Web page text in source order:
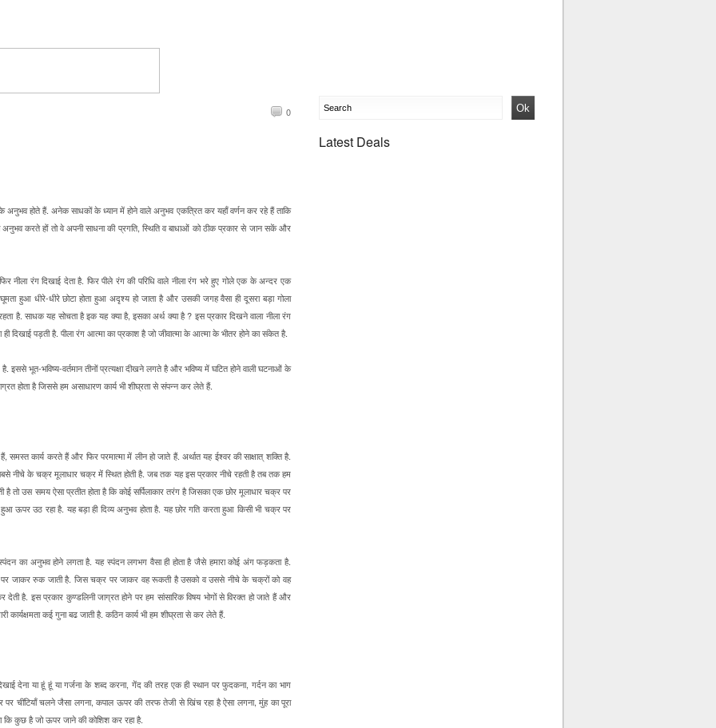
0
होते हैं. अनेक साधकों के ध्यान में होने वाले अनुभव एकत्रित कर यहाँ वर्णन कर रहे हैं ताकि
करते हों तो वे अपनी साधना की प्रगति, स्थिति व बाधाओं को ठीक प्रकार से जान सकें और
नीला रंग दिखाई देता है. फिर पीले रंग की परिधि वाले नीला रंग भरे हुए गोले एक के अन्दर एक
घूमता हुआ धीरे-धीरे छोटा होता हुआ अदृश्य हो जाता है और उसकी जगह वैसा ही दूसरा बड़ा गोला
है. साधक यह सोचता है इक यह क्या है, इसका अर्थ क्या है ? इस प्रकार दिखने वाला नीला रंग
दिखाई पड़ती है. पीला रंग आत्मा का प्रकाश है जो जीवात्मा के आत्मा के भीतर होने का संकेत है.
भूत-भविष्य-वर्तमान तीनों प्रत्यक्षा दीखने लगते है और भविष्य में घटित होने वाली घटनाओं के
होता है जिससे हम असाधारण कार्य भी शीघ्रता से संपन्न कर लेते हैं.
कार्य करते हैं और फिर परमात्मा में लीन हो जाते हैं. अर्थात यह ईश्वर की साक्षात् शक्ति है.
नीचे के चक्र मूलाधार चक्र में स्थित होती है. जब तक यह इस प्रकार नीचे रहती है तब तक हम
है तो उस समय ऐसा प्रतीत होता है कि कोई सर्पिलाकार तरंग है जिसका एक छोर मूलाधार चक्र पर
ऊपर उठ रहा है. यह बड़ा ही दिव्य अनुभव होता है. यह छोर गति करता हुआ किसी भी चक्र पर
का अनुभव होने लगता है. यह स्पंदन लगभग वैसा ही होता है जैसे हमारा कोई अंग फड़कता है.
जाकर रुक जाती है. जिस चक्र पर जाकर वह रूकती है उसको व उससे नीचे के चक्रों को वह
है. इस प्रकार कुण्डलिनी जाग्रत होने पर हम सांसारिक विषय भोगों से विरक्त हो जाते हैं और
कार्यक्षमता कई गुना बढ जाती है. कठिन कार्य भी हम शीघ्रता से कर लेते हैं.
देना या हूं हूं या गर्जना के शब्द करना, गेंद की तरह एक ही स्थान पर फुदकना, गर्दन का भाग
चींटियाँ चलने जैसा लगना, कपाल ऊपर की तरफ तेजी से खिंच रहा है ऐसा लगना, मुंह का पूरा
कुछ है जो ऊपर जाने की कोशिश कर रहा है.
Latest Deals